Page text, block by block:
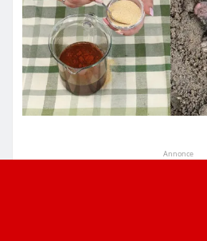
Annonce